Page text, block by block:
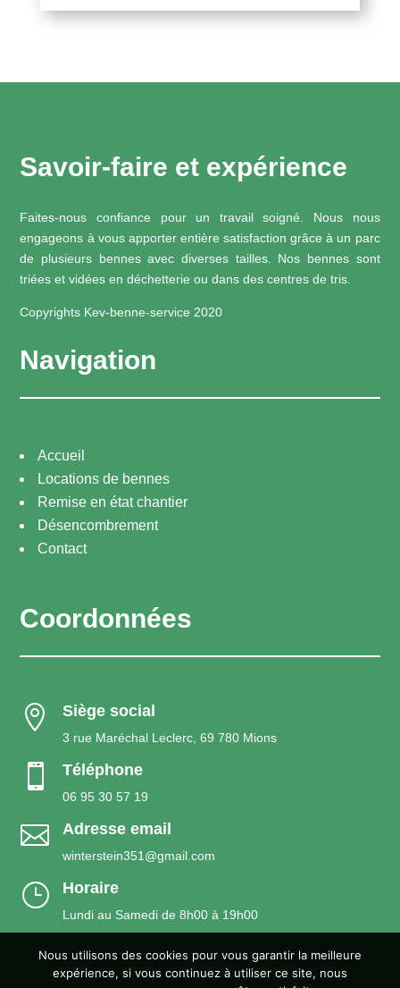
Savoir-faire et expérience
Faites-nous confiance pour un travail soigné. Nous nous
engageons à vous apporter entière satisfaction grâce à un parc
de plusieurs bennes avec diverses tailles. Nos bennes sont
triées et vidées en déchetterie ou dans des centres de tris.
Copyrights Kev-benne-service 2020
Navigation
Accueil
Locations de bennes
Remise en état chantier
Désencombrement
Contact
Coordonnées
 Siège social
3 rue Maréchal Leclerc, 69 780 Mions
 Téléphone
06 95 30 57 19
 Adresse email
winterstein351@gmail.com
} Horaire
Lundi au Samedi de 8h00 à 19h00
Nous utilisons des cookies pour vous garantir la meilleure
expérience, si vous continuez à utiliser ce site, nous